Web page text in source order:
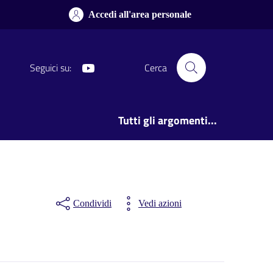
Accedi all'area personale
Seguici su: Cerca
Tutti gli argomenti...
Condividi Vedi azioni